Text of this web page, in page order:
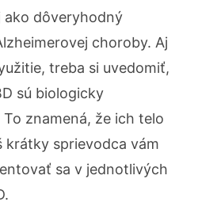
ako dôveryhodný
choroby. Aj
treba si uvedomiť,
sú biologicky
znamená, že ich telo
krátky sprievodca vám
sa v jednotlivých